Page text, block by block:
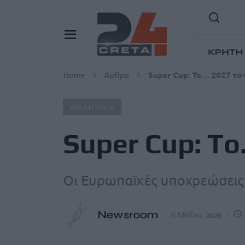
ΚΡΗΤΗ
Home Άρθρα Super Cup: To… 2027
Super Cup:
Oι Ευρωπαϊκές
Newsroom 11 Μαΐου, 2026